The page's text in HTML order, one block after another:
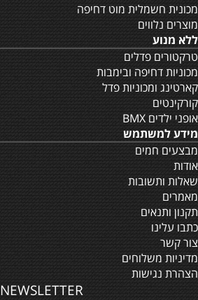
מכונית חשמלית מוט דחיפה
מוצרים נלווים
ללא מנוע
טרקטורים פדלים
מכוניות דחיפה ובימבות
קארטינג ומכוניות פדל
קורקינטים
אופני ילדים BMX
מידע למשתמש
מבצעים חמים
אודות
שאלות ותשובות
מאמרים
תקנון ותנאים
כתבו עלינו
צור קשר
מדיניות משלוחים
הצהרת נגישות
NEWSLETTER